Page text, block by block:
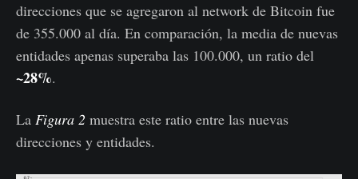
direcciones que se agregaron al network de Bitcoin fue
de 355.000 al día. En comparación, la media de nuevas
entidades apenas superaba las 100.000, un ratio del
~28%.
La Figura 2 muestra este ratio entre las nuevas
direcciones y entidades.